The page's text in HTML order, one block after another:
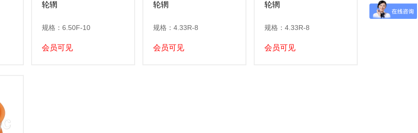
轮辋
规格：6.50F-10
会员可见
轮辋
规格：4.33R-8
会员可见
轮辋
规格：4.33R-8
会员可见